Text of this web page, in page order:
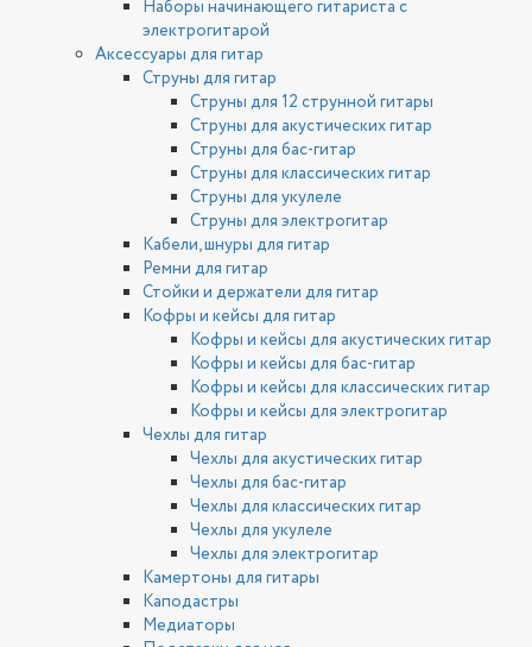
Наборы начинающего гитариста с
электрогитарой
Аксессуары для гитар
Струны для гитар
Струны для 12 струнной гитары
Струны для акустических гитар
Струны для бас-гитар
Струны для классических гитар
Струны для укулеле
Струны для электрогитар
Кабели, шнуры для гитар
Ремни для гитар
Стойки и держатели для гитар
Кофры и кейсы для гитар
Кофры и кейсы для акустических гитар
Кофры и кейсы для бас-гитар
Кофры и кейсы для классических гитар
Кофры и кейсы для электрогитар
Чехлы для гитар
Чехлы для акустических гитар
Чехлы для бас-гитар
Чехлы для классических гитар
Чехлы для укулеле
Чехлы для электрогитар
Камертоны для гитары
Каподастры
Медиаторы